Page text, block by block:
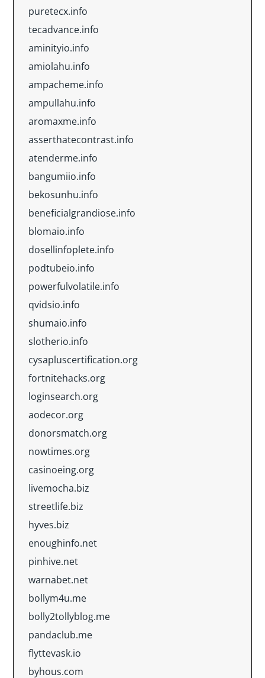
puretecx.info
tecadvance.info
aminityio.info
amiolahu.info
ampacheme.info
ampullahu.info
aromaxme.info
asserthatecontrast.info
atenderme.info
bangumiio.info
bekosunhu.info
beneficialgrandiose.info
blomaio.info
dosellinfoplete.info
podtubeio.info
powerfulvolatile.info
qvidsio.info
shumaio.info
slotherio.info
cysapluscertification.org
fortnitehacks.org
loginsearch.org
aodecor.org
donorsmatch.org
nowtimes.org
casinoeing.org
livemocha.biz
streetlife.biz
hyves.biz
enoughinfo.net
pinhive.net
warnabet.net
bollym4u.me
bolly2tollyblog.me
pandaclub.me
flyttevask.io
byhous.com